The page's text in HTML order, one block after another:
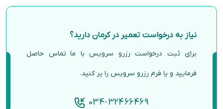
نیاز به درخواست تعمیر در کرمان دارید؟
برای ثبت درخواست رزرو سرویس با ما تماس حاصل
فرمایید و یا فرم رزرو سرویس را پر کنید.
034-32466469